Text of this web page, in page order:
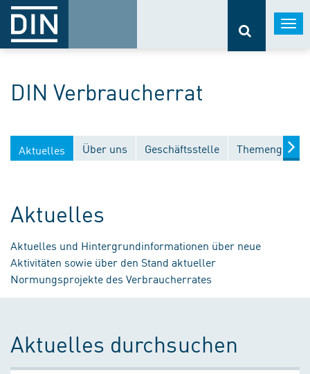
DIN Verbraucherrat
Aktuelles Über uns Geschäftsstelle
Aktuelles
Aktuelles und Hintergrundinformationen über neue
Aktivitäten sowie über den Stand aktueller
Normungsprojekte des Verbraucherrates
Aktuelles durchsuchen